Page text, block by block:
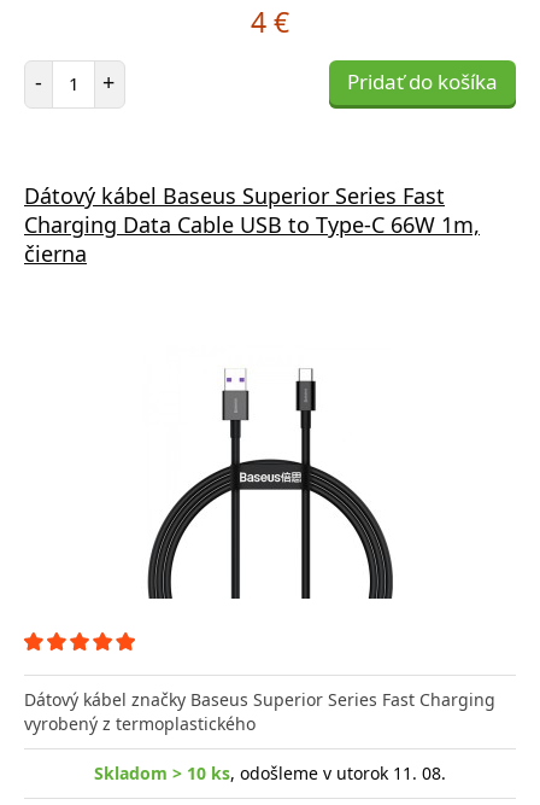
4 €
- Počet položiek
+ Pridať do košíka
Dátový kábel Baseus Superior Series Fast
Charging Data Cable USB to Type-C 66W 1m,
čierna
Dátový kábel značky Baseus Superior Series Fast Charging
vyrobený z termoplastického
Skladom > 10 ks, odošleme v utorok 11. 08.